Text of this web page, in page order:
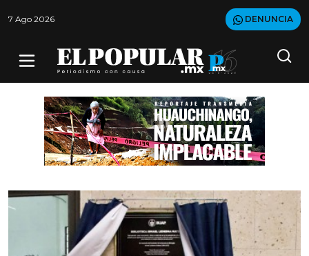
7 Ago 2026 DENUNCIA